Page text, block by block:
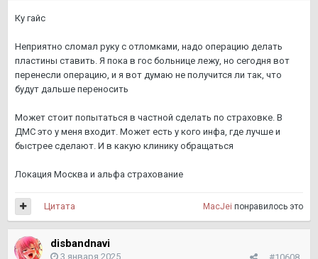
Ку гайс
Неприятно сломал руку с отломками, надо операцию делать
пластины ставить. Я пока в гос больнице лежу, но сегодня вот
перенесли операцию, и я вот думаю не получится ли так, что
будут дальше переносить
Может стоит попытаться в частной сделать по страховке. В
ДМС это у меня входит. Может есть у кого инфа, где лучше и
быстрее сделают. И в какую клинику обращаться
Локация Москва и альфа страхование
MacJei понравилось это
Цитата
disbandnavi
3 января 2025